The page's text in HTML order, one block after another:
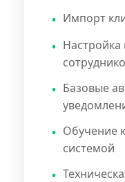
Импорт
Настройка
Базовые
Обучение
системой